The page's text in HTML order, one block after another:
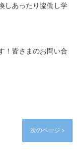
しあったり協働し学
！皆さまのお問い合
次のページ >